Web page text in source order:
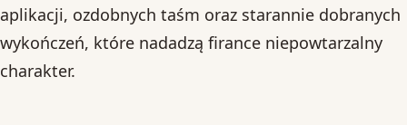
aplikacji, ozdobnych taśm oraz starannie dobranych
wykończeń, które nadadzą firance niepowtarzalny
charakter.